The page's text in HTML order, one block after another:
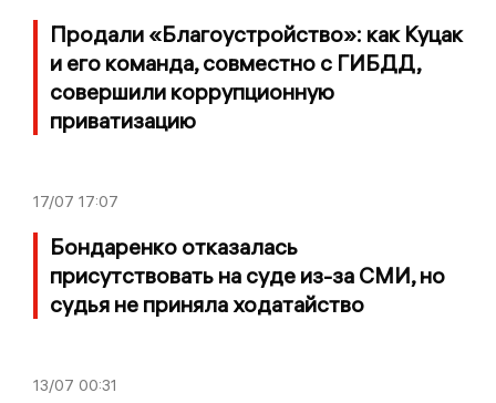
Продали «Благоустройство»: как Куцак
и его команда, совместно с ГИБДД,
совершили коррупционную
приватизацию
17/07 17:07
Бондаренко отказалась
присутствовать на суде из-за СМИ, но
судья не приняла ходатайство
13/07 00:31